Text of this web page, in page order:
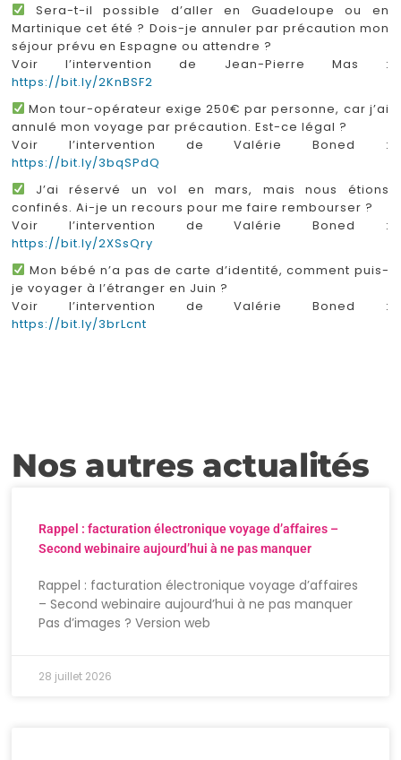
Sera-t-il possible d’aller en Guadeloupe ou en
Martinique cet été ? Dois-je annuler par précaution mon
séjour prévu en Espagne ou attendre ?
Voir l’intervention de Jean-Pierre Mas :
https://bit.ly/2KnBSF2
Mon tour-opérateur exige 250€ par personne, car j’ai
annulé mon voyage par précaution. Est-ce légal ?
Voir l’intervention de Valérie Boned :
https://bit.ly/3bqSPdQ
J’ai réservé un vol en mars, mais nous étions
confinés. Ai-je un recours pour me faire rembourser ?
Voir l’intervention de Valérie Boned :
https://bit.ly/2XSsQry
Mon bébé n’a pas de carte d’identité, comment puis-
je voyager à l’étranger en Juin ?
Voir l’intervention de Valérie Boned :
https://bit.ly/3brLcnt
Nos autres actualités
Rappel : facturation électronique voyage d’affaires –
Second webinaire aujourd’hui à ne pas manquer
Rappel : facturation électronique voyage d’affaires
– Second webinaire aujourd’hui à ne pas manquer
Pas d’images ? Version web
28 juillet 2026